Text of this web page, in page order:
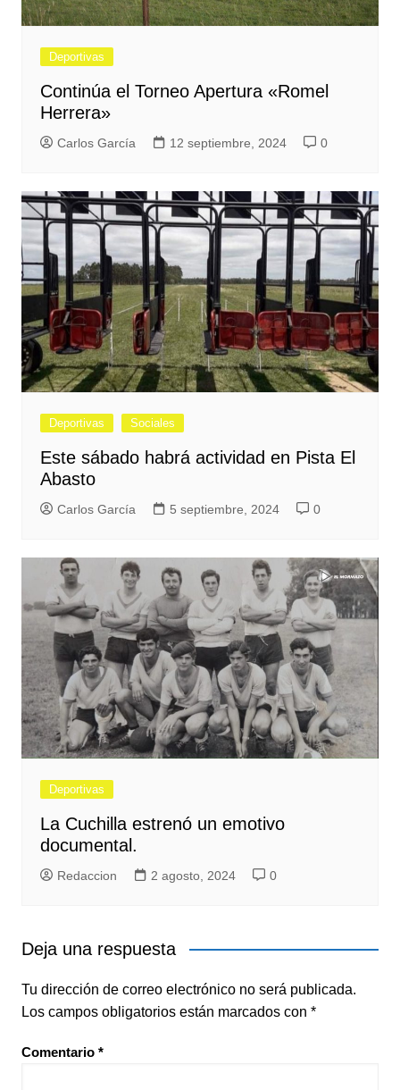
Deportivas
Continúa el Torneo Apertura «Romel
Herrera»
Carlos García 12 septiembre, 2024 0
Deportivas Sociales
Este sábado habrá actividad en Pista El
Abasto
Carlos García 5 septiembre, 2024 0
Deportivas
La Cuchilla estrenó un emotivo
documental.
Redaccion 2 agosto, 2024 0
Deja una respuesta
Tu dirección de correo electrónico no será publicada.
Los campos obligatorios están marcados con *
Comentario *